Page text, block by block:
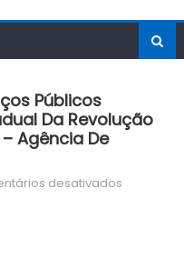
Públicos
Da Revolução
Agência De
desativadosem